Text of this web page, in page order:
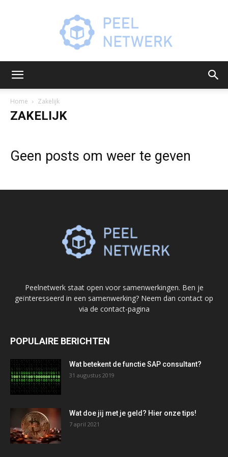
Home Zakelijk
ZAKELIJK
Geen posts om weer te geven
Peelnetwerk staat open voor samenwerkingen. Ben je
geïnteresseerd in een samenwerking? Neem dan contact op
via de contact-pagina
POPULAIRE BERICHTEN
Wat betekent de functie SAP consultant?
31 augustus 2019
Wat doe jij met je geld? Hier onze tips!
7 april 2021